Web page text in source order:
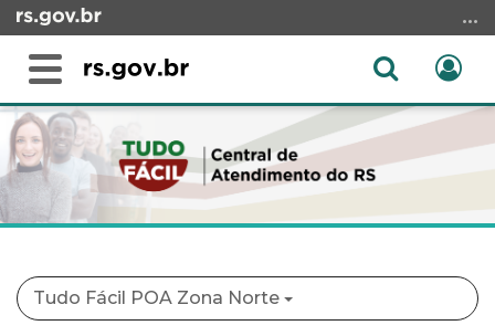
para
conteúdo
Ir
para
o
menu
Ir
busca
Alterna
navegação
Abrir
busca
Início
do
conteúdo
Tudo Fácil POA Zona Norte